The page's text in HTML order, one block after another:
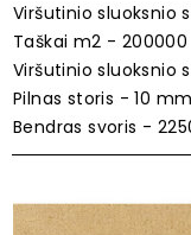
Viršutinio sluoksnio
Taškai m2 - 200000
Viršutinio sluoksnio
Pilnas storis - 10 mm
Bendras svoris -